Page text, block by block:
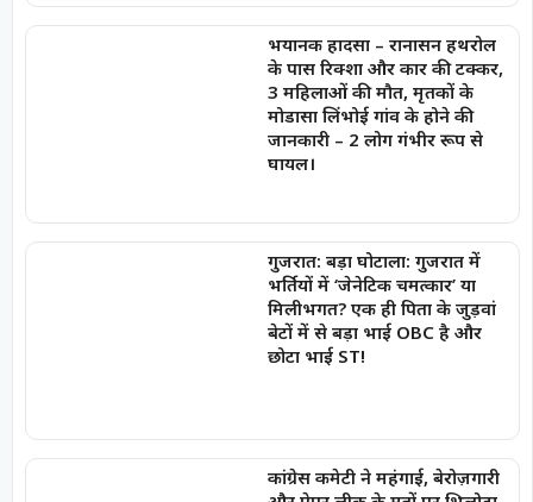
भयानक हादसा – रानासन हथरोल
के पास रिक्शा और कार की टक्कर,
3 महिलाओं की मौत, मृतकों के
मोडासा लिंभोई गांव के होने की
जानकारी – 2 लोग गंभीर रूप से
घायल।
गुजरात: बड़ा घोटाला: गुजरात में
भर्तियों में ‘जेनेटिक चमत्कार’ या
मिलीभगत? एक ही पिता के जुड़वां
बेटों में से बड़ा भाई OBC है और
छोटा भाई ST!
कांग्रेस कमेटी ने महंगाई, बेरोज़गारी